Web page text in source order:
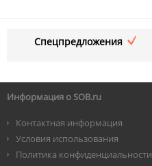
Спецпредложения
Информация о SOB.ru
Контактная информация
Условия использования
Политика конфиденциальности